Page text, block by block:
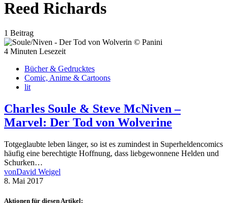
Reed Richards
1 Beitrag
4 Minuten Lesezeit
Bücher & Gedrucktes
Comic, Anime & Cartoons
lit
Charles Soule & Steve McNiven –
Marvel: Der Tod von Wolverine
Totgeglaubte leben länger, so ist es zumindest in Superheldencomics
häufig eine berechtigte Hoffnung, dass liebgewonnene Helden und
Schurken…
vonDavid Weigel
8. Mai 2017
Aktionen für diesen Artikel: